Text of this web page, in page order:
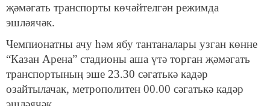
җәмәгать транспорты көчәйтелгән режимда
эшләячәк.
Чемпионатны ачу һәм ябу тантаналары узган көнне
“Казан Арена” стадионы аша үтә торган җәмәгать
транспортының эше 23.30 сәгатькә кадәр
озайтылачак, метрополитен 00.00 сәгатькә кадәр